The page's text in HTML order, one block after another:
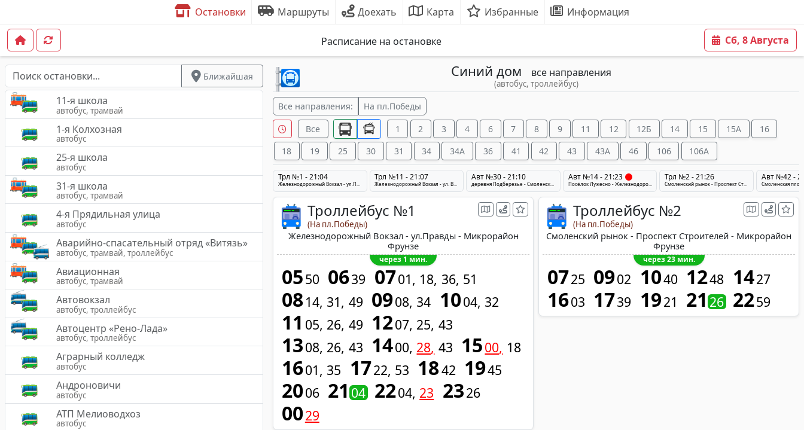
Остановки Маршруты Доехать Карта Избранные Информация
Расписание на остановке Сб, 8 Августа
Ближайшая
11-я школа
автобус, трамвай
1-я Колхозная
автобус
25-я школа
автобус
31-я школа
автобус, трамвай
4-я Прядильная улица
автобус
Аварийно-спасательный отряд «Витязь»
автобус, трамвай, троллейбус
Авиационная
автобус, трамвай
Автовокзал
автобус, троллейбус
Автоцентр «Рено-Лада»
автобус, троллейбус
Аграрный колледж
автобус
Андроновичи
автобус
АТП Мелиоводхоз
автобус
Синий дом все направления
(автобус, троллейбус)
Все направления: На пл.Победы
Все 1 2 3 4 6 7 8 9 11 12 12Б 14 15 15A
16
18
19 25 30 31 34 34A 36 41 42 43 43A 46 106 106A
Трл №1 - 21:04 Трл №11 - 21:07 Авт №30 - 21:10
деревня Подберезье - Смоленский рынок - Микрорайон Юг-7
Авт №14 - 21:23
Посёлок Лужесно - Железнодорожный вокзал - Медцентр
Трл №2 - 21:26 Авт №42 -
Троллейбус №1
(На пл.Победы)
Железнодорожный Вокзал - ул.Правды - Микрорайон
Фрунзе
через 1 мин.
0550 0639 0701 18 36 51
0814 31 49 0908 34 1004 32
11 05 26 49 1207 25 43
1308 26 43 1400 28 43 1500 18
1601 35 1722 53 1842 1945
2006 2104 2204 23 2326
0029
Троллейбус №2
(На пл.Победы)
Смоленский рынок - Проспект Строителей - Микрорайон
Фрунзе
через 23 мин.
0725 0902 1040 1248 1427
1603 1739 1921 2126 2259